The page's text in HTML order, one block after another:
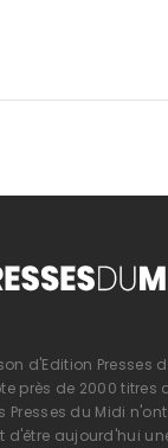
d'Edition Presses
près de 2000
Presses du Midi
aujourd'hui